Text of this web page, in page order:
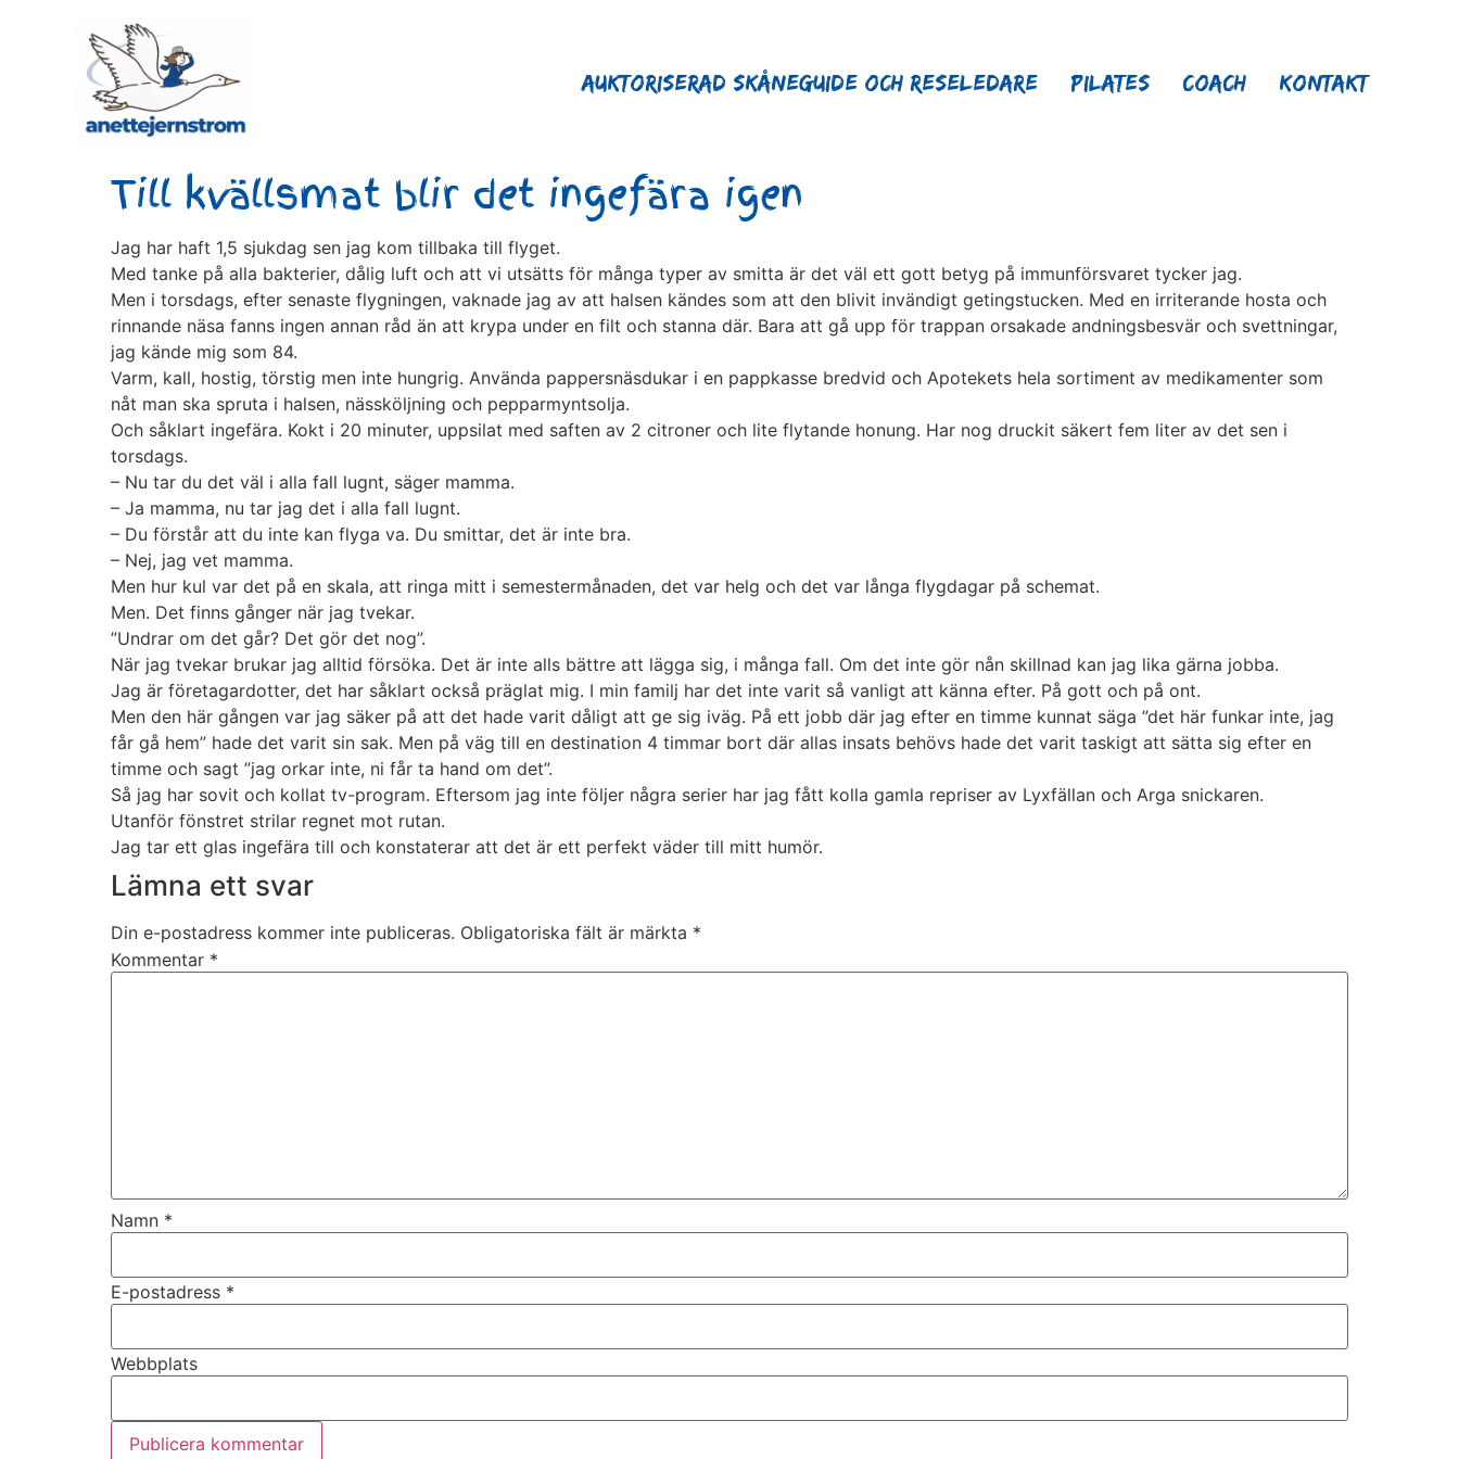
Auktoriserad Skåneguide och Reseledare Pilates Coach Kontakt
Till kvällsmat blir det ingefära igen
Jag har haft 1,5 sjukdag sen jag kom tillbaka till flyget.
Med tanke på alla bakterier, dålig luft och att vi utsätts för många typer av smitta är det väl ett gott betyg på immunförsvaret tycker jag.
Men i torsdags, efter senaste flygningen, vaknade jag av att halsen kändes som att den blivit invändigt getingstucken. Med en irriterande hosta och
rinnande näsa fanns ingen annan råd än att krypa under en filt och stanna där. Bara att gå upp för trappan orsakade andningsbesvär och svettningar,
jag kände mig som 84.
Varm, kall, hostig, törstig men inte hungrig. Använda pappersnäsdukar i en pappkasse bredvid och Apotekets hela sortiment av medikamenter som
nåt man ska spruta i halsen, nässköljning och pepparmyntsolja.
Och såklart ingefära. Kokt i 20 minuter, uppsilat med saften av 2 citroner och lite flytande honung. Har nog druckit säkert fem liter av det sen i
torsdags.
– Nu tar du det väl i alla fall lugnt, säger mamma.
– Ja mamma, nu tar jag det i alla fall lugnt.
– Du förstår att du inte kan flyga va. Du smittar, det är inte bra.
– Nej, jag vet mamma.
Men hur kul var det på en skala, att ringa mitt i semestermånaden, det var helg och det var långa flygdagar på schemat.
Men. Det finns gånger när jag tvekar.
”Undrar om det går? Det gör det nog”.
När jag tvekar brukar jag alltid försöka. Det är inte alls bättre att lägga sig, i många fall. Om det inte gör nån skillnad kan jag lika gärna jobba.
Jag är företagardotter, det har såklart också präglat mig. I min familj har det inte varit så vanligt att känna efter. På gott och på ont.
Men den här gången var jag säker på att det hade varit dåligt att ge sig iväg. På ett jobb där jag efter en timme kunnat säga ”det här funkar inte, jag
får gå hem” hade det varit sin sak. Men på väg till en destination 4 timmar bort där allas insats behövs hade det varit taskigt att sätta sig efter en
timme och sagt ”jag orkar inte, ni får ta hand om det”.
Så jag har sovit och kollat tv-program. Eftersom jag inte följer några serier har jag fått kolla gamla repriser av Lyxfällan och Arga snickaren.
Utanför fönstret strilar regnet mot rutan.
Jag tar ett glas ingefära till och konstaterar att det är ett perfekt väder till mitt humör.
Lämna ett svar
Din e-postadress kommer inte publiceras. Obligatoriska fält är märkta *
Kommentar *
Namn *
E-postadress *
Webbplats